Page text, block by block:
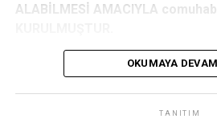
Yavuz, bu yıl belirlenen 1.580
itibarıyla tüm öğrenciler görevlerine
Üniversitemizin Sağlık Kültür Spor
çok önemli. Evrakların eksiksiz
aksamadan yürütmeyi planlıyoruz”
ALABİLMESİ AMACIYLA
GRUPLARA KATILIM TAMAMEN
OKUMAYA
TANITIM